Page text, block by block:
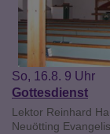
So, 16.8. 9 Uhr
Gottesdienst
Lektor Reinhard
Neuötting